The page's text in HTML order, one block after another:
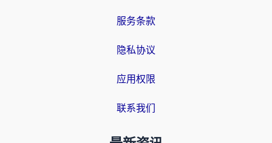
服务条款
隐私协议
应用权限
联系我们